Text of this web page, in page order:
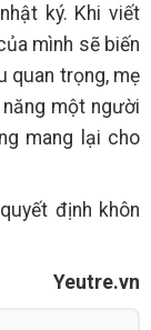
ký. Khi viết
mình sẽ biến
quan trọng, mẹ
một người
mang lại cho
định khôn
Yeutre.vn